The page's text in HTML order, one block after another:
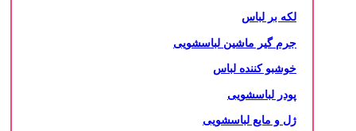
لکه بر لباس
جرم گیر ماشین لباسشویی
خوشبو کننده لباس
پودر لباسشویی
ژل و مایع لباسشویی